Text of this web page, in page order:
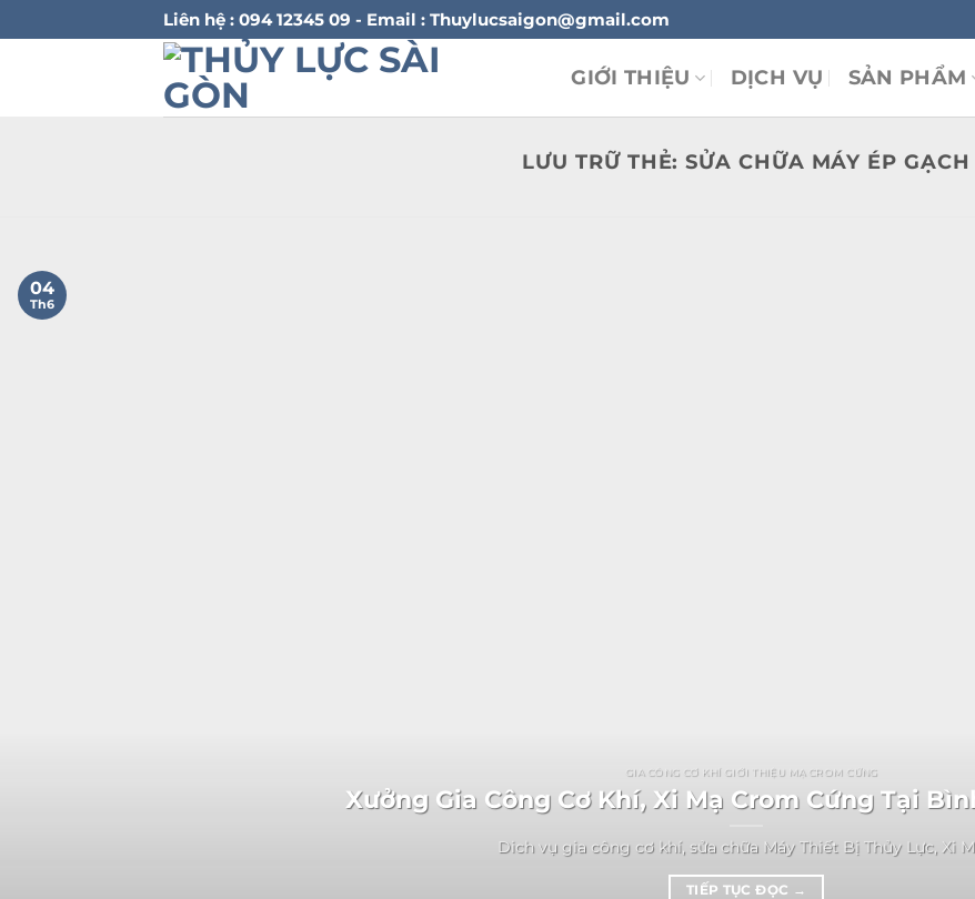
qua
Liên hệ : 094 12345 09 - Email : Thuylucsaigon@gmail.com
GIỚI THIỆU DỊCH VỤ SẢN PHẨM
LƯU TRỮ THẺ:SỬA CHỮA MÁY ÉP GẠCH
GIA CÔNG CƠ KHÍ GIỚI THIỆU MẠ CROM CỨNG
Xưởng Gia Công Cơ Khí, Xi Mạ Crom Cứng Tại
Dich vụ gia công cơ khí, sửa chữa Máy Thiết Bị Thủy Lực, Xi
TIẾP TỤC ĐỌC →
04
Th6